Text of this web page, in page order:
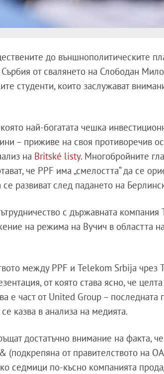
до външнополитическите
от свалянето на Слободан
студенти, които заслужават
най-богатата чешка
– приживе на своя противоречив
на Britské listy. Многобройните
че PPF има „смелостта“ да се
развиват след падането на
с държавната
на режима на Вучич в областта
между PPF и Telekom Srbija чрез
от която става ясно, че
е част от United Group –
казва в анализа на медията.
достатъчно внимание на факта,
от правителството на
седмици по-късно компанията